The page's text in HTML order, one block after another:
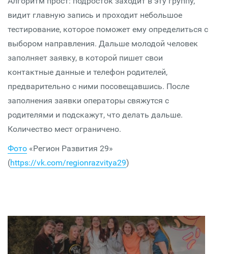
видит главную запись и проходит небольшое
тестирование, которое поможет ему определиться с
выбором направления. Дальше молодой человек
заполняет заявку, в которой пишет свои
контактные данные и телефон родителей,
предварительно с ними посовещавшись. После
заполнения заявки операторы свяжутся с
родителями и подскажут, что делать дальше.
Количество мест ограничено.
Фото «Регион Развития 29»
(https://vk.com/regionrazvitya29)